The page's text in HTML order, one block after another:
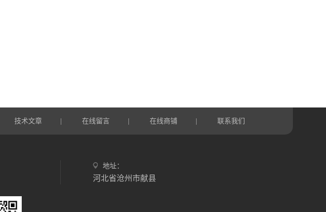
技术文章 在线留言 在线商铺 联系我们
地址：
河北省沧州市献县